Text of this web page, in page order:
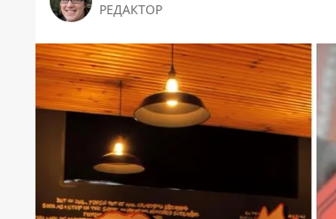
РЕДАКТОР